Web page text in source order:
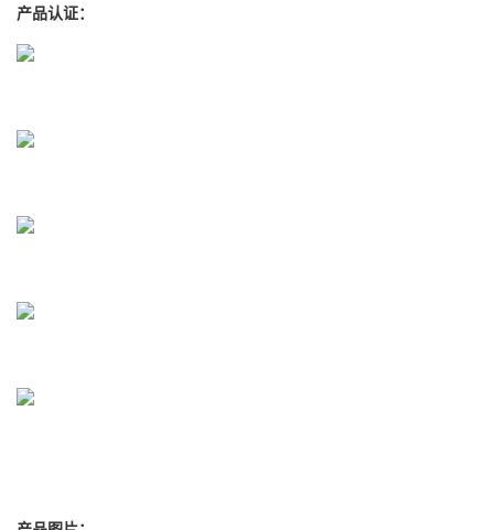
产品认证：